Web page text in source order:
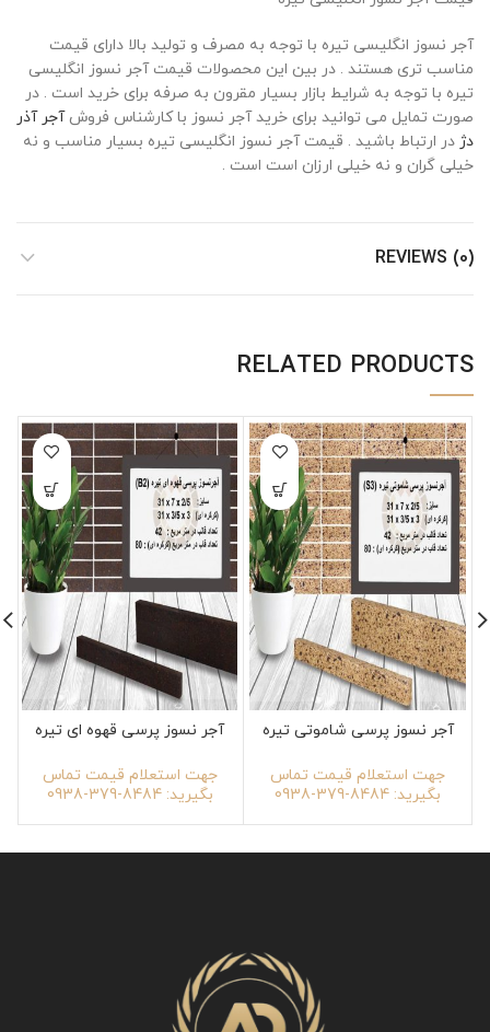
آجر نسوز انگلیسی تیره با توجه به مصرف و تولید بالا دارای قیمت
مناسب تری هستند . در بین این محصولات قیمت آجر نسوز انگلیسی
تیره با توجه به شرایط بازار بسیار مقرون به صرفه برای خرید است . در
صورت تمایل می توانید برای خرید آجر نسوز با کارشناس فروشآجر آذر
دژ در ارتباط باشید . قیمت آجر نسوز انگلیسی تیره بسیار مناسب و نه
خیلی گران و نه خیلی ارزان است است .
REVIEWS (0)
RELATED PRODUCTS
آجر نسوز پرسی شاموتی تیره
جهت استعلام قیمت تماس
بگیرید: 8484-379-0938
آجر نسوز پرسی قهوه ای تیره
جهت استعلام قیمت تماس
بگیرید: 8484-379-0938